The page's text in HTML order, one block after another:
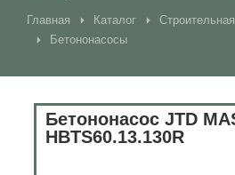
Вы здесь:
Главная Каталог
Бетононасосы
Бетононасос JTD
HBTS60.13.130R